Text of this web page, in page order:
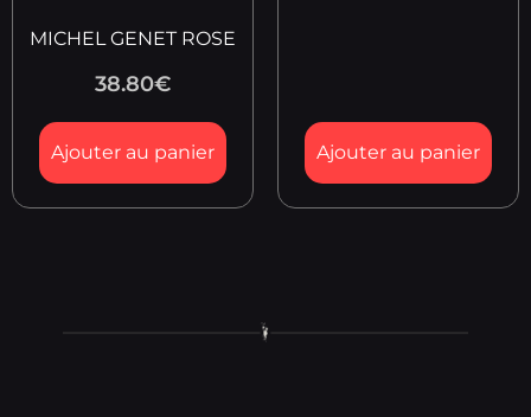
MICHEL GENET ROSE
38.80€
Ajouter au panier Ajouter au panier